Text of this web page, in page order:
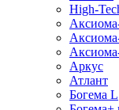
High-
Аркус
Атлант
Богема L